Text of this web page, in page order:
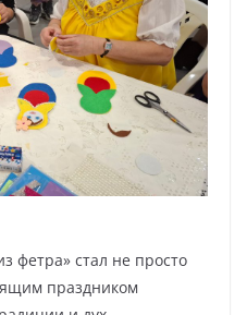
фетра» стал не просто
праздником